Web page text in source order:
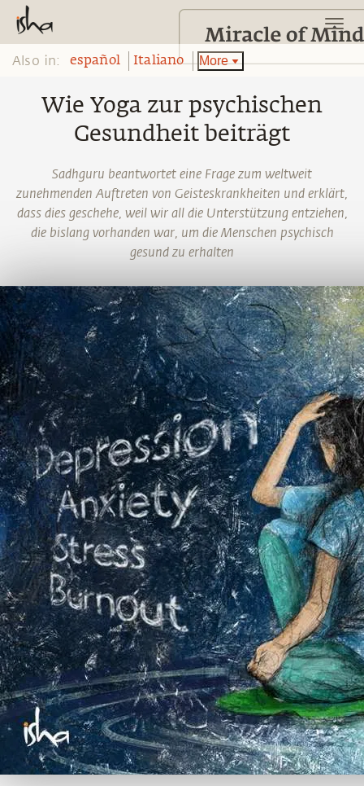
Also in: español Italiano More
Wie Yoga zur psychischen
Gesundheit beiträgt
Sadhguru beantwortet eine Frage zum weltweit
zunehmenden Auftreten von Geisteskrankheiten und erklärt,
dass dies geschehe, weil wir all die Unterstützung entziehen,
die bislang vorhanden war, um die Menschen psychisch
gesund zu erhalten